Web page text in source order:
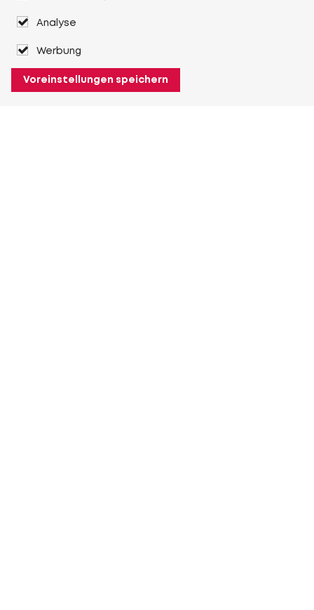
Analyse
Werbung
Voreinstellungen speichern